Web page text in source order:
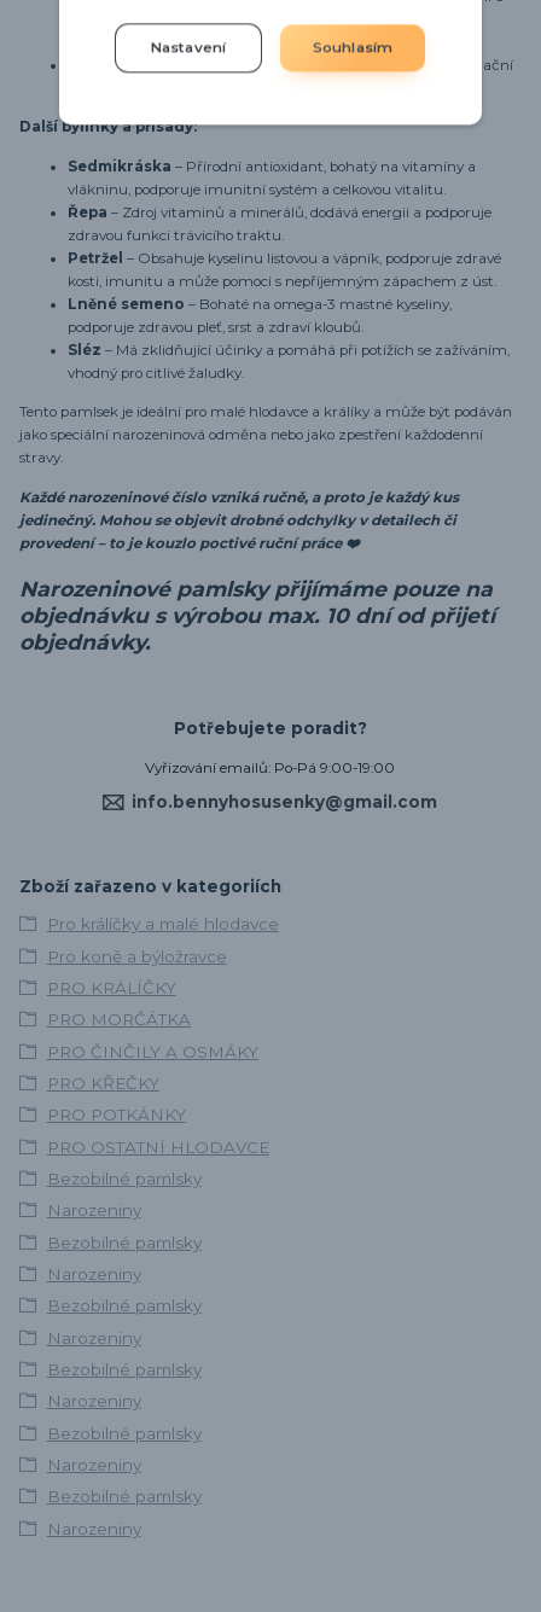
zažívací potíže.
Měsíček lékařský
– Známý pro své protizánětlivé a antioxidační
Další bylinky a přísady:
Sedmikráska – Přírodní antioxidant, bohatý na vitamíny a
vlákninu, podporuje imunitní systém a celkovou vitalitu.
Řepa – Zdroj vitaminů a minerálů, dodává energii a podporuje
zdravou funkci trávicího traktu.
Petržel – Obsahuje kyselinu listovou a vápník, podporuje zdravé
kosti, imunitu a může pomoci s nepříjemným zápachem z úst.
Lněné semeno – Bohaté na omega-3 mastné kyseliny,
podporuje zdravou pleť, srst a zdraví kloubů.
Sléz – Má zklidňující účinky a pomáhá při potížích se zažíváním,
vhodný pro citlivé žaludky.
Tento pamlsek je ideální pro malé hlodavce a králíky a může být podáván
jako speciální narozeninová odměna nebo jako zpestření každodenní
stravy.
Každé narozeninové číslo vzniká ručně, a proto je každý kus
jedinečný. Mohou se objevit drobné odchylky v detailech či
provedení – to je kouzlo poctivé ruční práce ❤️
Narozeninové pamlsky přijímáme pouze na
objednávku s výrobou max. 10 dní od přijetí
objednávky.
Potřebujete poradit?
Vyřizování emailů: Po-Pá 9:00-19:00
info.bennyhosusenky@gmail.com
Zboží zařazeno v kategoriích
Pro králíčky a malé hlodavce
Pro koně a býložravce
PRO KRÁLÍČKY
PRO MORČÁTKA
PRO ČINČILY A OSMÁKY
PRO KŘEČKY
PRO POTKÁNKY
PRO OSTATNÍ HLODAVCE
Bezobilné pamlsky
Narozeniny
Bezobilné pamlsky
Narozeniny
Bezobilné pamlsky
Narozeniny
Bezobilné pamlsky
Narozeniny
Bezobilné pamlsky
Narozeniny
Bezobilné pamlsky
Narozeniny
Nastavení Souhlasím